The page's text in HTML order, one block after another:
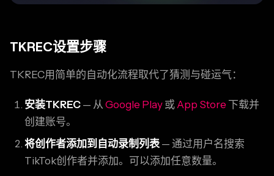
TKREC设置步骤
TKREC用简单的自动化流程取代了猜测与碰运气：
安装TKREC — 从 Google Play 或App Store 下载并
创建账号。
将创作者添加到自动录制列表— 通过用户名搜索
TikTok创作者并添加。可以添加任意数量。